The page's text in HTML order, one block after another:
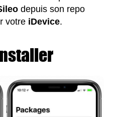
depuis son repo
votre iDevice.